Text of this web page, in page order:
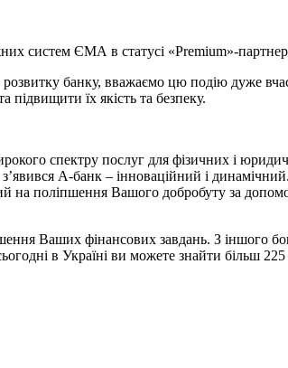
систем ЄМА в статусі «Premium»-
розвитку банку, вважаємо цю подію дуже
підвищити їх якість та безпеку.
спектру послуг для фізичних і
А-банк – інноваційний і
на поліпшення Вашого добробуту за
Ваших фінансових завдань. З іншого
в Україні ви можете знайти більш